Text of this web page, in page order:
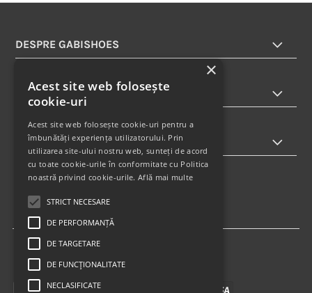
DESPRE GABISHOES
INFORMATII
ABONARE LA NEWSLETTER
×
Acest site web folosește
cookie-uri
Acest site web folosește cookie-uri pentru a
îmbunătăți experiența utilizatorului. Prin
utilizarea site-ului nostru web, sunteți de acord
cu toate cookie-urile în conformitate cu Politica
noastră privind cookie-urile.Află mai multe
STRICT NECESARE
DE PERFORMANȚĂ
DE TARGETARE
DE FUNCŢIONALITATE
NECLASIFICATE